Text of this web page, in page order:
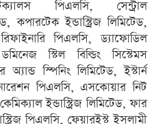
পিএলসি, সেন্ট্রাল
কপারটেক ইন্ডাস্ট্রিজ লিমিটেড,
পিএলসি, ড্যাফোডিল
স্টিল বিল্ডিং সিস্টেমস
স্পিনিং লিমিটেড, ইস্টার্ন
পিএলসি, এসকোয়ার নিট
ইন্ডাস্ট্রিজ লিমিটেড, ফার
পিএলসি, ফেয়ারইস্ট ইসলামী